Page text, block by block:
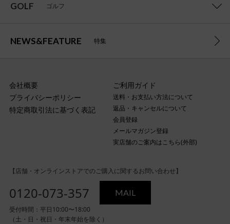
GOLF ゴルフ
NEWS&FEATURE 特集
会社概要
プライバシーポリシー
特定商取引法に基づく表記
ご利用ガイド
送料・お支払い方法について
返品・キャンセルについて
会員登録
メールマガジン登録
実店舗のご案内はこちら(外部)
【店舗・オンラインストアでのご購入に関するお問い合わせ】
0120-073-357 MAIL
受付時間：平日10:00〜18:00
（土・日・祝日・年末年始を除く）